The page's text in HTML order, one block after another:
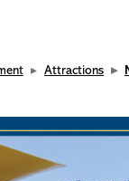
Attractions